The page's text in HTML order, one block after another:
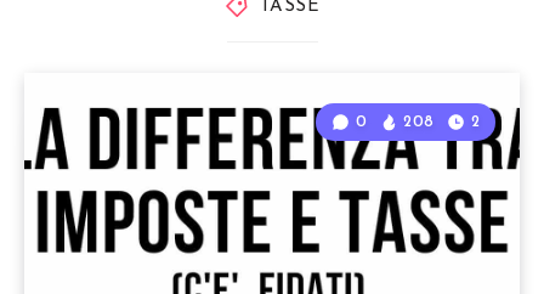
TASSE
0 208 2